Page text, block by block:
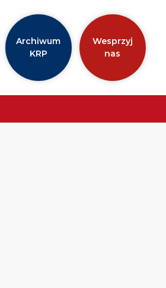
Archiwum
KRP
Wesprzyj
nas